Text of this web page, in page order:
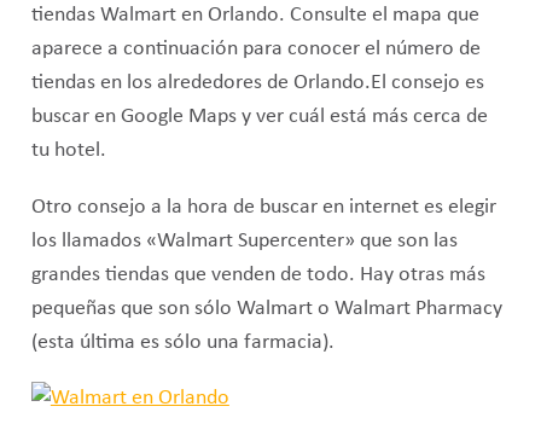
tiendas Walmart en Orlando. Consulte el mapa que
aparece a continuación para conocer el número de
tiendas en los alrededores de Orlando.El consejo es
buscar en Google Maps y ver cuál está más cerca de
tu hotel.
Otro consejo a la hora de buscar en internet es elegir
los llamados «Walmart Supercenter» que son las
grandes tiendas que venden de todo. Hay otras más
pequeñas que son sólo Walmart o Walmart Pharmacy
(esta última es sólo una farmacia).